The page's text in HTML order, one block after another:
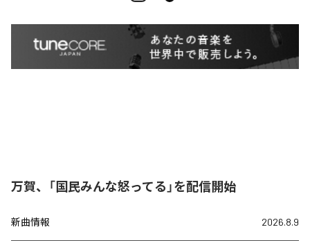
万賀、「国民みんな怒ってる」を配信開始
新曲情報 2026.8.9